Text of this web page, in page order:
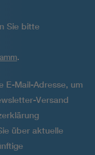
Sie bitte
.
E-Mail-Adresse, um
Versand
über aktuelle